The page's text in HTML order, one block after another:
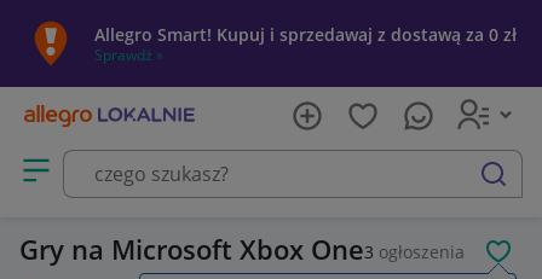
Allegro Smart! Kupuj i sprzedawaj z dostawą za 0 zł
Sprawdź »
Otwórz menu z kategoriami
szukaj
Gry na Microsoft Xbox One3 ogłoszenia